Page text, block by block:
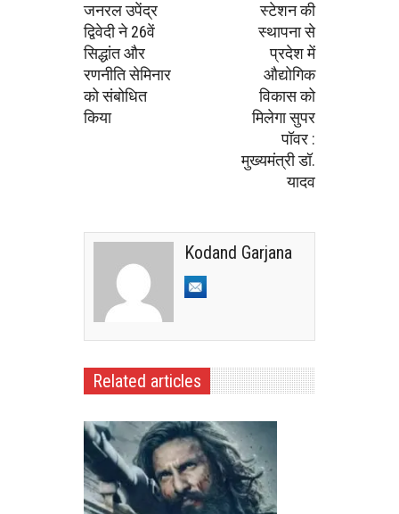
जनरल उपेंद्र
द्विवेदी ने 26वें
सिद्धांत और
रणनीति सेमिनार
को संबोधित
किया
स्टेशन की
स्थापना से
प्रदेश में
औद्योगिक
विकास को
मिलेगा सुपर
पॉवर :
मुख्यमंत्री डॉ.
यादव
Kodand Garjana
Related articles